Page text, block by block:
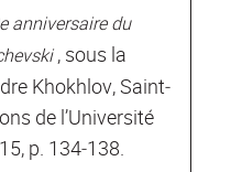
anniversaire du
, sous la
Khokhlov, Saint‐
de l’Université
p. 134‐138.